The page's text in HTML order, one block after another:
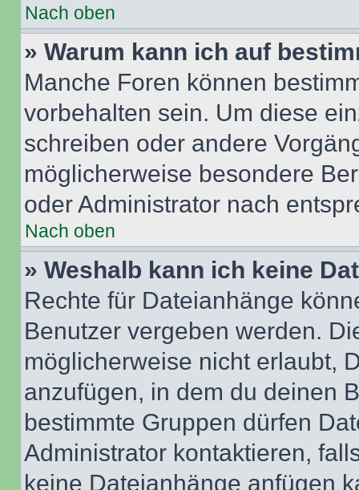
Nach oben
» Warum kann ich auf
Manche Foren können
vorbehalten sein. Um diese
schreiben oder andere
möglicherweise besondere
oder Administrator nach
Nach oben
» Weshalb kann ich keine
Rechte für Dateianhänge
Benutzer vergeben werden.
möglicherweise nicht erlaubt,
anzufügen, in dem du deinen
bestimmte Gruppen dürfen
Administrator kontaktieren,
keine Dateianhänge anfügen